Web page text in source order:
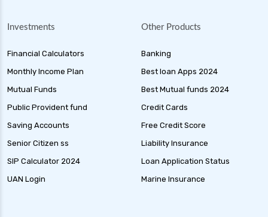
Investments
Financial Calculators
Monthly Income Plan
Mutual Funds
Public Provident fund
Saving Accounts
Senior Citizen ss
SIP Calculator 2024
UAN Login
Other Products
Banking
Best loan Apps 2024
Best Mutual funds 2024
Credit Cards
Free Credit Score
Liability Insurance
Loan Application Status
Marine Insurance